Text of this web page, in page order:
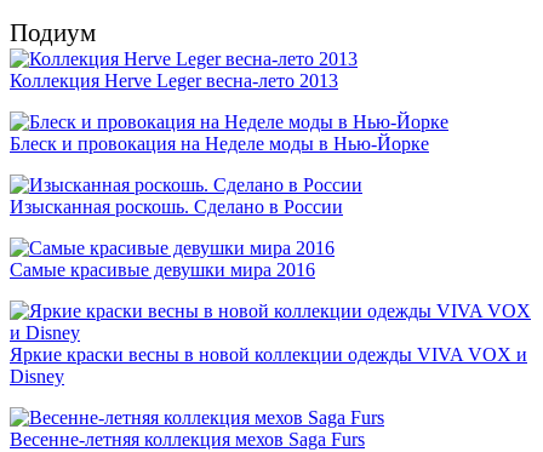
Подиум
Коллекция Herve Leger весна-лето 2013
Блеск и провокация на Неделе моды в Нью-Йорке
Изысканная роскошь. Сделано в России
Самые красивые девушки мира 2016
Яркие краски весны в новой коллекции одежды VIVA VOX и
Disney
Весенне-летняя коллекция мехов Saga Furs